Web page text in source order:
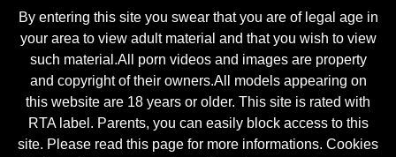
By entering this site you swear that you are of legal age in
your area to view adult material and that you wish to view
such material.All porn videos and images are property
and copyright of their owners.All models appearing on
this website are 18 years or older. This site is rated with
RTA label. Parents, you can easily block access to this
site. Please read this page for more informations. Cookies